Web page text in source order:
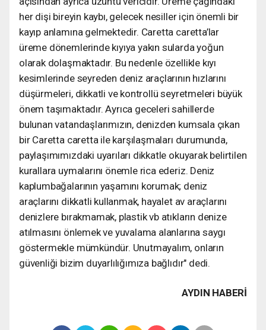
her dişi bireyin kaybı, gelecek nesiller için önemli bir
kayıp anlamına gelmektedir. Caretta caretta’lar
üreme dönemlerinde kıyıya yakın sularda yoğun
olarak dolaşmaktadır. Bu nedenle özellikle kıyı
kesimlerinde seyreden deniz araçlarının hızlarını
düşürmeleri, dikkatli ve kontrollü seyretmeleri büyük
önem taşımaktadır. Ayrıca geceleri sahillerde
bulunan vatandaşlarımızın, denizden kumsala çıkan
bir Caretta caretta ile karşılaşmaları durumunda,
paylaşımımızdaki uyarıları dikkatle okuyarak belirtilen
kurallara uymalarını önemle rica ederiz. Deniz
kaplumbağalarının yaşamını korumak; deniz
araçlarını dikkatli kullanmak, hayalet av araçlarını
denizlere bırakmamak, plastik vb atıkların denize
atılmasını önlemek ve yuvalama alanlarına saygı
göstermekle mümkündür. Unutmayalım, onların
güvenliği bizim duyarlılığımıza bağlıdır" dedi.
AYDIN HABERİ